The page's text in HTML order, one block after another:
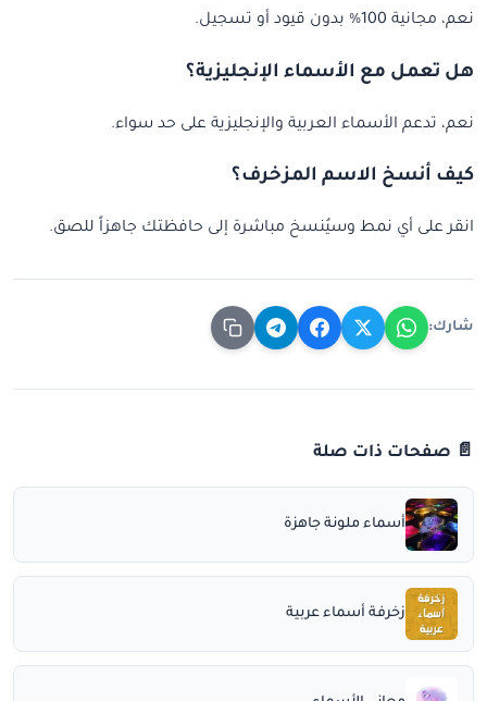
نعم، مجانية 100% بدون قيود أو تسجيل.
هل تعمل مع الأسماء الإنجليزية؟
نعم، تدعم الأسماء العربية والإنجليزية على حد سواء.
كيف أنسخ الاسم المزخرف؟
انقر على أي نمط وسيُنسخ مباشرة إلى حافظتك جاهزاً للصق.
شارك:
📄 صفحات ذات صلة
أسماء ملونة جاهزة
زخرفة أسماء عربية